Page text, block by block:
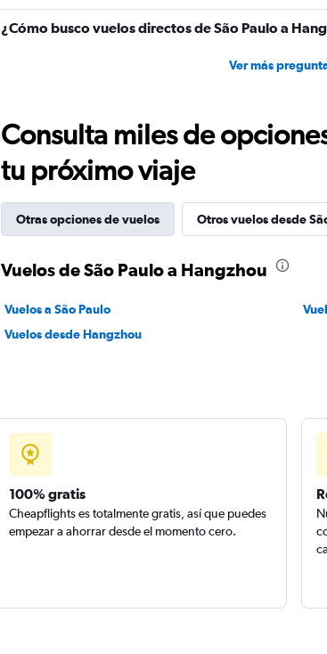
¿Cómo busco vuelos directos de São Paulo a
Ver más
Consulta miles de
tu próximo viaje
Otras opciones de vuelos Otros vuelos desde
Vuelos de São Paulo a Hangzhou
Vuelos a São Paulo
Vuelos desde Hangzhou
100% gratis
Cheapflights es totalmente gratis, así que puedes
empezar a ahorrar desde el momento cero.